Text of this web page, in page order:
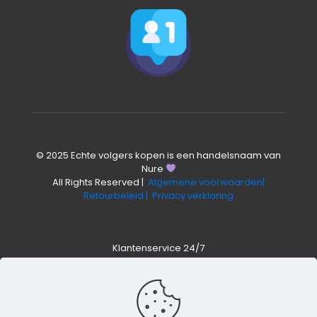
© 2025 Echte volgers kopen is een handelsnaam van
Nure
All Rights Reserved | Algemene voorwaarden|
Retourbeleid | Privacy verklaring
Klantenservice 24/7
hallo@echte-volgers-kopen.nl